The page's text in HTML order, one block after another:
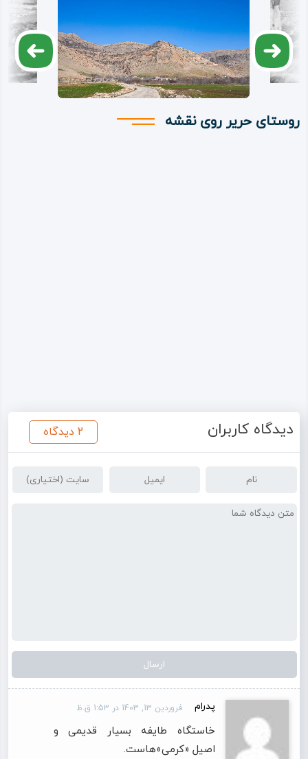
روستای حریر روی نقشه
دیدگاه کاربران 2 دیدگاه
پدرام فروردین 13, 1403 در 1:53 ق.ظ
خاستگاه طایفه بسیار قدیمی و
اصیل «کرمی‌»هاست.